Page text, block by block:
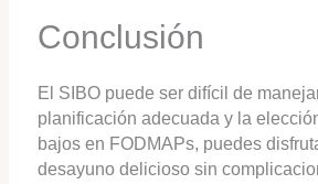
Conclusión
El SIBO puede ser difícil de
planificación adecuada y la
bajos en FODMAPs, puedes
desayuno delicioso sin